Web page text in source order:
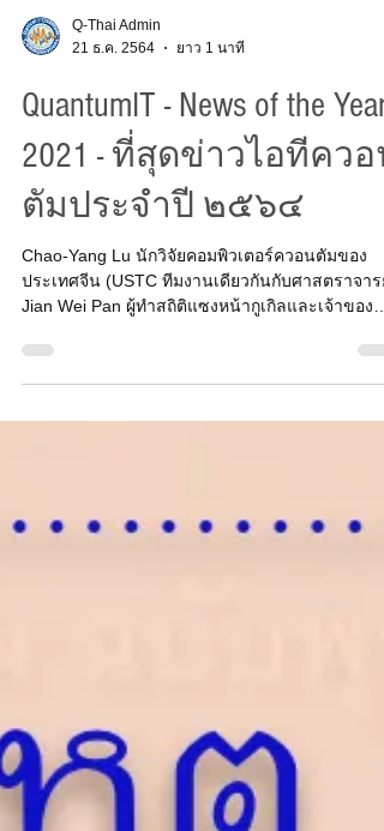
21 ธ.ค. 2564
ยาว 1 นาที
QuantumIT - News of the Year
2021 - ที่สุดข่าวไอทีควอน
ตัมประจำปี ๒๕๖๔
Chao-Yang Lu นักวิจัยคอมพิวเตอร์ควอนตัมของ
Jian Wei Pan ผู้ทำสถิติแซงหน้ากูเกิลและเจ้าของ